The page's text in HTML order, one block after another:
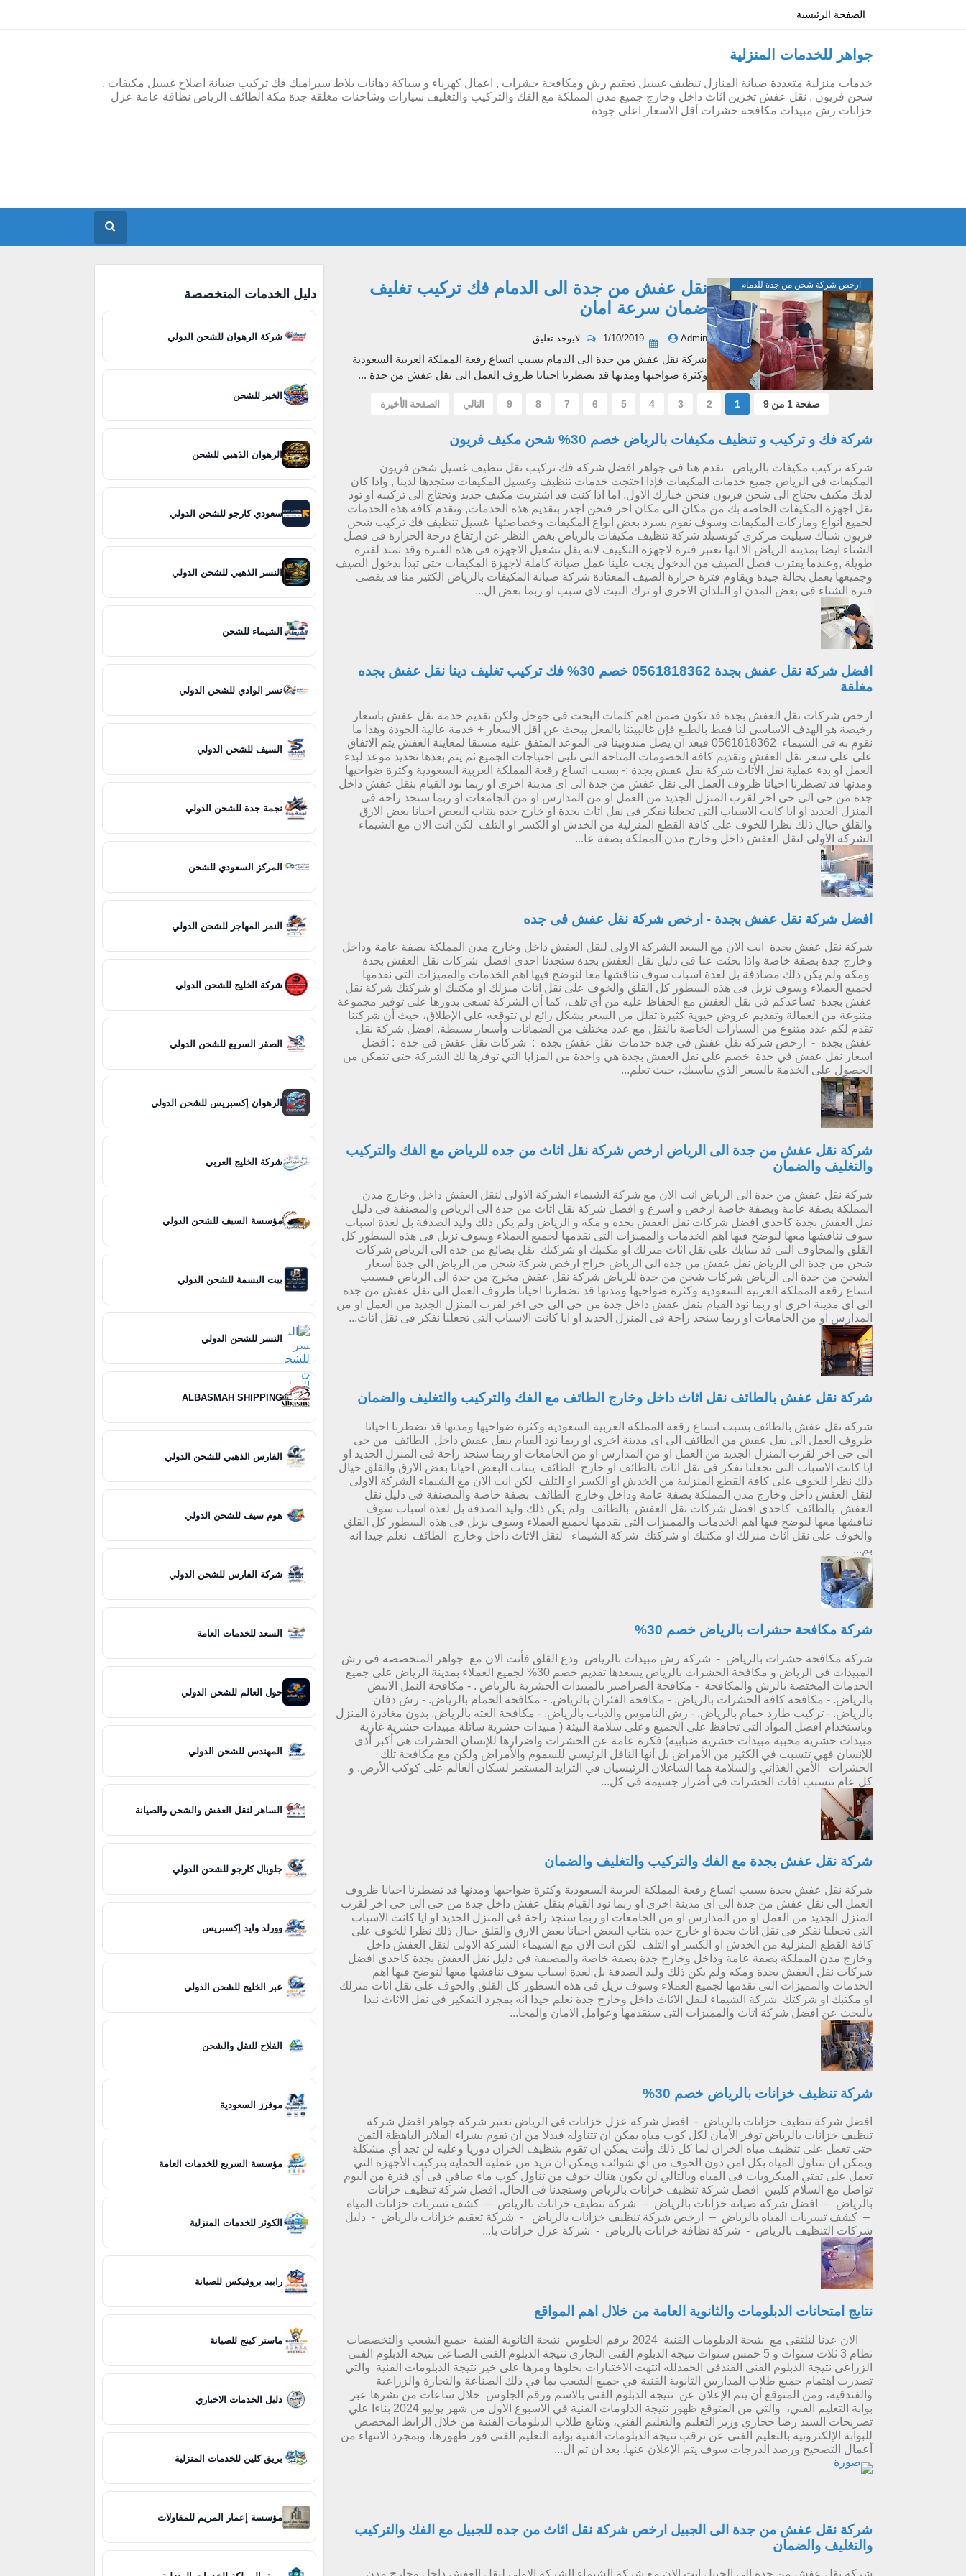
الصفحة الرئيسية
جواهر للخدمات المنزلية
خدمات منزلية متعددة صيانة المنازل تنظيف غسيل تعقيم رش ومكافحة حشرات , اعمال كهرباء و سباكة دهانات بلاط سيراميك فك تركيب صيانة اصلاح غسيل مكيفات ,
شحن فريون , نقل عفش تخزين اثاث داخل وخارج جميع مدن المملكة مع الفك والتركيب والتغليف سيارات وشاحنات مغلقة جدة مكة الطائف الرياض نظافة عامة عزل
خزانات رش مبيدات مكافحة حشرات أقل الاسعار اعلى جودة
ارخص شركة شحن من جدة للدمام
نقل عفش من جدة الى الدمام فك تركيب تغليف
ضمان سرعة امان
Admin
1/10/2019 لايوجد تعليق
شركة نقل عفش من جدة الى الدمام بسبب اتساع رقعة المملكة العربية السعودية
وكثرة ضواحيها ومدنها قد تضطرنا احيانا ظروف العمل الى نقل عفش من جدة ...
صفحة 1 من 9 1
2
3
4
5
6
7
8
9 التالي الصفحة الأخيرة
شركة فك و تركيب و تنظيف مكيفات بالرياض خصم 30% شحن مكيف فريون
شركة تركيب مكيفات بالرياض نقدم هنا فى جواهر افضل شركة فك تركيب نقل تنظيف غسيل شحن فريون
المكيفات فى الرياض جميع خدمات المكيفات فإذا احتجت خدمات تنظيف وغسيل المكيفات ستجدها لدينا , واذا كان
لديك مكيف يحتاج الى شحن فريون فنحن خيارك الاول, اما اذا كنت قد اشتريت مكيف جديد وتحتاج الى تركيبه او تود
نقل اجهزة المكيفات الخاصة بك من مكان الى مكان اخر فنحن اجدر بتقديم هذه الخدمات, ونقدم كافة هذه الخدمات
لجميع انواع وماركات المكيفات وسوف نقوم بسرد بعض انواع المكيفات وخصاصئها غسيل تنظيف فك تركيب شحن
فريون شباك سبليت مركزى كونسيلد شركة تنظيف مكيفات بالرياض بغض النظر عن ارتفاع درجة الحرارة فى فصل
الشتاء ايضا بمدينة الرياض الا انها تعتبر فترة لاجهزة التكييف لانه يقل تشغيل الاجهزة فى هذه الفترة وقد تمتد لفترة
طويلة ,وعندما يقترب فصل الصيف من الدخول يجب علينا عمل صيانة كاملة لاجهزة المكيفات حتى تبدأ بدخول الصيف
وجميعها يعمل بحالة جيدة ويقاوم فترة حرارة الصيف المعتادة شركة صيانة المكيفات بالرياض الكثير منا قد يقضى
فترة الشتاء فى بعض المدن او البلدان الاخرى او ترك البيت لاى سبب او ربما بعض ال...
افضل شركة نقل عفش بجدة 0561818362 خصم 30% فك تركيب تغليف دينا نقل عفش بجده
مغلقة
ارخص شركات نقل العفش بجدة قد تكون ضمن اهم كلمات البحث فى جوجل ولكن تقديم خدمة نقل عفش باسعار
رخيصة هو الهدف الاساسى لنا فقط بالطبع فإن غالبيتنا بالفعل يبحث عن اقل الاسعار + خدمة عالية الجودة وهذا ما
نقوم به فى الشيماء 0561818362 فبعد ان يصل مندوبينا فى الموعد المتفق عليه مسبقا لمعاينة العفش يتم الاتفاق
على على سعر نقل العفش وتقديم كافة الخصومات المتاحة التى تلبى احتياجات الجميع ثم يتم بعدها تحديد موعد لبدء
العمل او بدء عملية نقل الأثاث شركة نقل عفش بجدة :- بسبب اتساع رقعة المملكة العربية السعودية وكثرة ضواحيها
ومدنها قد تضطرنا احيانا ظروف العمل الى نقل عفش من جدة الى اى مدينة اخرى او ربما نود القيام بنقل عفش داخل
جدة من حى الى حى اخر لقرب المنزل الجديد من العمل او من المدارس او من الجامعات او ربما سنجد راحة فى
المنزل الجديد او ايا كانت الاسباب التى تجعلنا نفكر فى نقل اثاث بجدة او خارج جده ينتاب البعض احيانا بعض الارق
والقلق حيال ذلك نظرا للخوف على كافة القطع المنزلية من الخدش او الكسر او التلف لكن انت الان مع الشيماء
الشركة الاولى لنقل العفش داخل وخارج مدن المملكة بصفة عا...
افضل شركة نقل عفش بجدة - ارخص شركة نقل عفش فى جده
شركة نقل عفش بجدة انت الان مع السعد الشركة الاولى لنقل العفش داخل وخارج مدن المملكة بصفة عامة وداخل
وخارج جدة بصفة خاصة واذا بحثت عنا فى دليل نقل العفش بجدة ستجدنا احدى افضل شركات نقل العفش بجدة
ومكه ولم يكن ذلك مصادفة بل لعدة اسباب سوف نناقشها معا لنوضح فيها اهم الخدمات والمميزات التى نقدمها
لجميع العملاء وسوف نزيل فى هذه السطور كل القلق والخوف على نقل اثاث منزلك او مكتبك او شركتك شركة نقل
عفش بجدة تساعدكم في نقل العفش مع الحفاظ عليه من أي تلف، كما أن الشركة تسعى بدورها على توفير مجموعة
متنوعة من العمالة وتقديم عروض حيوية كثيرة تقلل من السعر بشكل رائع لن تتوقعه على الإطلاق، حيث أن شركتنا
تقدم لكم عدد متنوع من السيارات الخاصة بالنقل مع عدد مختلف من الضمانات وأسعار بسيطة. افضل شركة نقل
عفش بجدة - ارخص شركة نقل عفش فى جده خدمات نقل عفش بجده : شركات نقل عفش فى جدة : افضل
اسعار نقل عفش في جدة خصم على نقل العفش بجدة هي واحدة من المزايا التي توفرها لك الشركة حتى تتمكن من
الحصول على الخدمة بالسعر الذي يناسبك، حيث تعلم...
شركة نقل عفش من جدة الى الرياض ارخص شركة نقل اثاث من جده للرياض مع الفك والتركيب
والتغليف والضمان
شركة نقل عفش من جدة الى الرياض انت الان مع شركة الشيماء الشركة الاولى لنقل العفش داخل وخارج مدن
المملكة بصفة عامة وبصفة خاصة ارخص و اسرع و افضل شركة نقل اثاث من جدة الى الرياض والمصنفة فى دليل
نقل العفش بجدة كاحدى افضل شركات نقل العفش بجده و مكه و الرياض ولم يكن ذلك وليد الصدفة بل لعدة اسباب
سوف نناقشها معها لنوضح فيها اهم الخدمات والمميزات التى نقدمها لجميع العملاء وسوف نزيل فى هذه السطور كل
القلق والمخاوف التى قد تنتابك على نقل اثاث منزلك او مكتبك او شركتك نقل بضائع من جدة الى الرياض شركات
شحن من جدة الى الرياض نقل عفش من جده الى الرياض حراج ارخص شركة شحن من الرياض الى جدة أسعار
الشحن من جدة الى الرياض شركات شحن من جدة للرياض شركة نقل عفش مخرج من جدة الى الرياض فبسبب
اتساع رقعة المملكة العربية السعودية وكثرة ضواحيها ومدنها قد تضطرنا احيانا ظروف العمل الى نقل عفش من جدة
الى اى مدينة اخرى او ربما نود القيام بنقل عفش داخل جدة من حى الى حى اخر لقرب المنزل الجديد من العمل او من
المدارس او من الجامعات او ربما سنجد راحة فى المنزل الجديد او ايا كانت الاسباب التى تجعلنا نفكر فى نقل اثاث...
شركة نقل عفش بالطائف نقل اثاث داخل وخارج الطائف مع الفك والتركيب والتغليف والضمان
شركة نقل عفش بالطائف بسبب اتساع رقعة المملكة العربية السعودية وكثرة ضواحيها ومدنها قد تضطرنا احيانا
ظروف العمل الى نقل عفش من الطائف الى اى مدينة اخرى او ربما نود القيام بنقل عفش داخل الطائف من حى
الى حى اخر لقرب المنزل الجديد من العمل او من المدارس او من الجامعات او ربما سنجد راحة فى المنزل الجديد او
ايا كانت الاسباب التى تجعلنا نفكر فى نقل اثاث بالطائف او خارج الطائف ينتاب البعض احيانا بعض الارق والقلق حيال
ذلك نظرا للخوف على كافة القطع المنزلية من الخدش او الكسر او التلف لكن انت الان مع الشيماء الشركة الاولى
لنقل العفش داخل وخارج مدن المملكة بصفة عامة وداخل وخارج الطائف بصفة خاصة والمصنفة فى دليل نقل
العفش بالطائف كاحدى افضل شركات نقل العفش بالطائف ولم يكن ذلك وليد الصدفة بل لعدة اسباب سوف
نناقشها معها لنوضح فيها اهم الخدمات والمميزات التى نقدمها لجميع العملاء وسوف نزيل فى هذه السطور كل القلق
والخوف على نقل اثاث منزلك او مكتبك او شركتك شركة الشيماء لنقل الاثاث داخل وخارج الطائف نعلم جيدا انه
بم...
شركة مكافحة حشرات بالرياض خصم 30%
شركة مكافحة حشرات بالرياض - شركة رش مبيدات بالرياض ودع القلق فأنت الان مع جواهر المتخصصة فى رش
المبيدات فى الرياض و مكافحة الحشرات بالرياض يسعدها تقديم خصم 30% لجميع العملاء بمدينة الرياض على جميع
الخدمات المختصة بالرش والمكافحة - مكافحة الصراصير بالمبيدات الحشرية بالرياض . - مكافحة النمل الابيض
بالرياض. - مكافحة كافة الحشرات بالرياض. - مكافحة الفئران بالرياض. - مكافحة الحمام بالرياض. - رش دفان
بالرياض. - تركيب طارد حمام بالرياض. - رش الناموس والذباب بالرياض. - مكافحة العته بالرياض. بدون مغادرة المنزل
وباستخدام افضل المواد التى تحافظ على الجميع وعلى سلامة البيئة ( مبيدات حشرية سائلة مبيدات حشرية غازية
مبيدات حشرية محببة مبيدات حشرية ضبابية) فكرة عامة عن الحشرات واضرارها للإنسان الحشرات هي أكبر أذى
للإنسان فهي تتسبب في الكثير من الأمراض بل أنها الناقل الرئيسي للسموم والأمراض ولكن مع مكافحة تلك
الحشرات الأمن الغذائي والسلامة هما الشاغلان الرئيسيان في التزايد المستمر لسكان العالم على كوكب الأرض. و
كل عام تتسبب آفات الحشرات في أضرار جسيمة في كل...
شركة نقل عفش بجدة مع الفك والتركيب والتغليف والضمان
شركة نقل عفش بجدة بسبب اتساع رقعة المملكة العربية السعودية وكثرة ضواحيها ومدنها قد تضطرنا احيانا ظروف
العمل الى نقل عفش من جدة الى اى مدينة اخرى او ربما نود القيام بنقل عفش داخل جدة من حى الى حى اخر لقرب
المنزل الجديد من العمل او من المدارس او من الجامعات او ربما سنجد راحة فى المنزل الجديد او ايا كانت الاسباب
التى تجعلنا نفكر فى نقل اثاث بجدة او خارج جده ينتاب البعض احيانا بعض الارق والقلق حيال ذلك نظرا للخوف على
كافة القطع المنزلية من الخدش او الكسر او التلف لكن انت الان مع الشيماء الشركة الاولى لنقل العفش داخل
وخارج مدن المملكة بصفة عامة وداخل وخارج جدة بصفة خاصة والمصنفة فى دليل نقل العفش بجدة كاحدى افضل
شركات نقل العفش بجدة ومكه ولم يكن ذلك وليد الصدفة بل لعدة اسباب سوف نناقشها معها لنوضح فيها اهم
الخدمات والمميزات التى نقدمها لجميع العملاء وسوف نزيل فى هذه السطور كل القلق والخوف على نقل اثاث منزلك
او مكتبك او شركتك شركة الشيماء لنقل الاثاث داخل وخارج جدة نعلم جيدا انه بمجرد التفكير فى نقل الاثاث نبدا
بالبحث عن افضل شركة اثاث والمميزات التى ستقدمها وعوامل الامان والمحا...
شركة تنظيف خزانات بالرياض خصم 30%
افضل شركة تنظيف خزانات بالرياض - افضل شركة عزل خزانات فى الرياض تعتبر شركة جواهر افضل شركة
تنظيف خزانات بالرياض توفر الأمان لكل كوب مياه يمكن ان تتناوله فبدلا من ان تقوم بشراء الفلاتر الباهظة الثمن
حتى تعمل على تنظيف مياه الخزان لما كل ذلك وأنت يمكن ان تقوم بتنظيف الخزان دوريا وعليه لن تجد أي مشكلة
ويمكن ان تتناول المياه بكل امن دون الخوف من أي شوائب ويمكن ان تزيد من عملية الحماية بتركيب الأجهزة التي
تعمل على تفتي الميكروبات فى المياه وبالتالي لن يكون هناك خوف من تناول كوب ماء صافي فى أي فترة من اليوم
تواصل مع السلام كليين افضل شركة تنظيف خزانات بالرياض وستجدنا فى الحال. افضل شركة تنظيف خزانات
بالرياض – افضل شركة صيانة خزانات بالرياض – شركة تنظيف خزانات بالرياض – كشف تسربات خزانات المياه
– كشف تسربات المياه بالرياض – ارخص شركة تنظيف خزانات بالرياض - شركة تعقيم خزانات بالرياض - دليل
شركات التنظيف بالرياض - شركة نظافة خزانات بالرياض - شركة عزل خزانات با...
نتايج امتحانات الدبلومات والثانوية العامة من خلال اهم المواقع
الان عدنا لنلتقى مع نتيجة الدبلومات الفنية 2024 برقم الجلوس نتيجة الثانوية الفنية جميع الشعب والتخصصات
نظام 3 ثلاث سنوات و 5 خمس سنوات نتيجة الدبلوم الفنى التجارى نتيجة الدبلوم الفنى الصناعى نتيجة الدبلوم الفنى
الزراعى نتيجة الدبلوم الفنى الفندقى الحمدلله انتهت الاختبارات بحلوها ومرها على خير نتيجة الدبلومات الفنية والتي
تصدرت اهتمام جميع طلاب المدارس الثانوية الفنية في جميع الشعب بما في ذلك الصناعة والتجارة والزراعية
والفندقية، ومن المتوقع أن يتم الإعلان عن نتيجة الدبلوم الفني بالاسم ورقم الجلوس خلال ساعات من نشرها عبر
بوابة التعليم الفني، والتي من المتوقع ظهور نتيجة الدلومات الفنية في الاسبوع الاول من شهر يوليو 2024 بناءا علي
تصريحات السيد رضا حجازي وزير التعليم والتعليم الفني، ويتابع طلاب الدبلومات الفنية من خلال الرابط المخصص
للبوابة الإلكترونية بالتعليم الفني عن ترقب نتيجة الدبلومات الفنية بوابة التعليم الفني فور ظهورها، وبمجرد الانتهاء من
أعمال التصحيح ورصد الدرجات سوف يتم الإعلان عنها. بعد ان تم ال...
شركة نقل عفش من جدة الى الجبيل ارخص شركة نقل اثاث من جده للجبيل مع الفك والتركيب
والتغليف والضمان
دليل الخدمات المتخصصة
شركة الرهوان للشحن الدولي
الخير للشحن
الرهوان الذهبي للشحن
سعودي كارجو للشحن الدولي
النسر الذهبي للشحن الدولي
الشيماء للشحن
نسر الوادي للشحن الدولي
السيف للشحن الدولي
نجمة جدة للشحن الدولي
المركز السعودي للشحن
النمر المهاجر للشحن الدولي
شركة الخليج للشحن الدولي
الصقر السريع للشحن الدولي
الرهوان إكسبريس للشحن الدولي
شركة الخليج العربي
مؤسسة السيف للشحن الدولي
بيت البسمة للشحن الدولي
النسر للشحن الدولي
ALBASMAH SHIPPING
الفارس الذهبي للشحن الدولي
هوم سيف للشحن الدولي
شركة الفارس للشحن الدولي
السعد للخدمات العامة
حول العالم للشحن الدولي
المهندس للشحن الدولي
الساهر لنقل العفش والشحن والصيانة
جلوبال كارجو للشحن الدولي
وورلد وايد إكسبريس
عبر الخليج للشحن الدولي
الفلاح للنقل والشحن
موفرز السعودية
مؤسسة السريع للخدمات العامة
الكوثر للخدمات المنزلية
رابيد بروفيكس للصيانة
ماستر كينج للصيانة
دليل الخدمات الاخباري
بريق كلين للخدمات المنزلية
مؤسسة إعمار المريم للمقاولات